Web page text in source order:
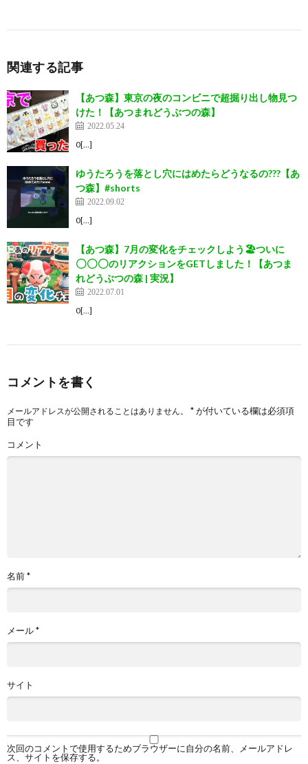
関連する記事
【あつ森】東京の夜のコンビニで超掘り出し物見つ
けた！【あつまれどうぶつの森】
2022.05.24
0[…]
ゆうたろうを落とし穴にはめたらどうなるの???【あ
つ森】#shorts
2022.09.02
0[…]
【あつ森】7月の変化をチェックしよう🏖ついに
◯◯◯のリアクションをGETしました！【あつま
れどうぶつの森 | 実況】
2022.07.01
0[…]
コメントを書く
メールアドレスが公開されることはありません。 *が付いている欄は必須項
目です
コメント
名前*
メール*
サイト
次回のコメントで使用するためブラウザーに自分の名前、メールアドレ
ス、サイトを保存する。